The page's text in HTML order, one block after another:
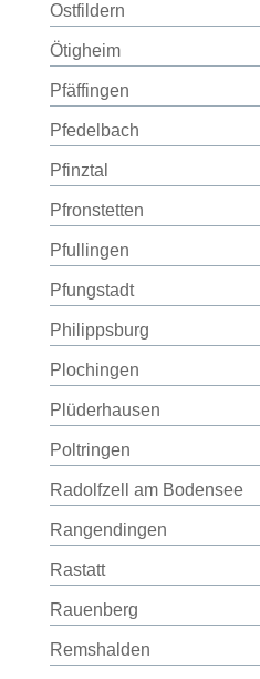
Ostfildern
Ötigheim
Pfäffingen
Pfedelbach
Pfinztal
Pfronstetten
Pfullingen
Pfungstadt
Philippsburg
Plochingen
Plüderhausen
Poltringen
Radolfzell am Bodensee
Rangendingen
Rastatt
Rauenberg
Remshalden